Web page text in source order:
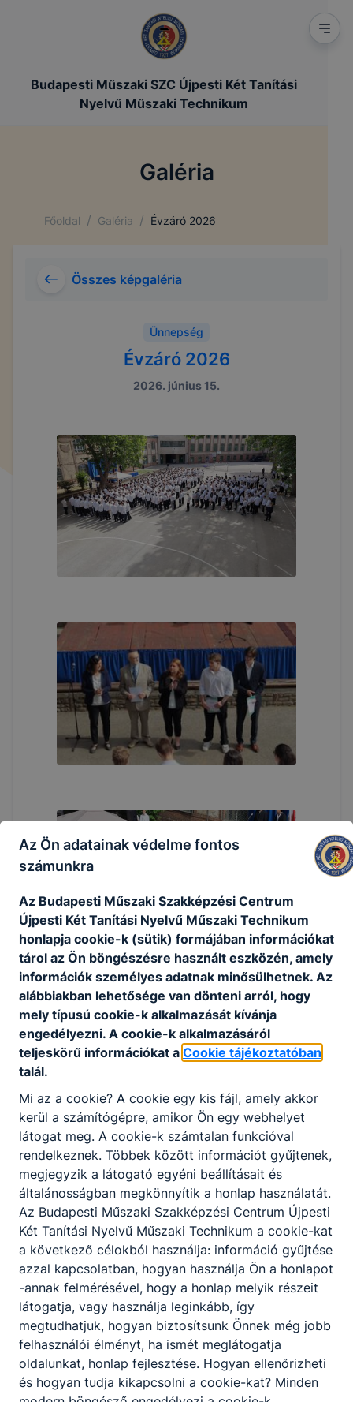
Budapesti Műszaki SZC Újpesti Két Tanítási
Nyelvű Műszaki Technikum
Galéria
Főoldal / Galéria / Évzáró 2026
Összes képgaléria
Ünnepség
Évzáró 2026
2026. június 15.
Az Ön adatainak védelme fontos
számunkra
Az Budapesti Műszaki Szakképzési Centrum
Újpesti Két Tanítási Nyelvű Műszaki Technikum
honlapja cookie-k (sütik) formájában információkat
tárol az Ön böngészésre használt eszközén, amely
információk személyes adatnak minősülhetnek. Az
alábbiakban lehetősége van dönteni arról, hogy
mely típusú cookie-k alkalmazását kívánja
engedélyezni. A cookie-k alkalmazásáról
teljeskörű információkat a Cookie tájékoztatóban
talál.
Mi az a cookie? A cookie egy kis fájl, amely akkor
kerül a számítógépre, amikor Ön egy webhelyet
látogat meg. A cookie-k számtalan funkcióval
rendelkeznek. Többek között információt gyűjtenek,
megjegyzik a látogató egyéni beállításait és
általánosságban megkönnyítik a honlap használatát.
Az Budapesti Műszaki Szakképzési Centrum Újpesti
Két Tanítási Nyelvű Műszaki Technikum a cookie-kat
a következő célokból használja: információ gyűjtése
azzal kapcsolatban, hogyan használja Ön a honlapot
-annak felmérésével, hogy a honlap melyik részeit
látogatja, vagy használja leginkább, így
megtudhatjuk, hogyan biztosítsunk Önnek még jobb
felhasználói élményt, ha ismét meglátogatja
oldalunkat, honlap fejlesztése. Hogyan ellenőrizheti
és hogyan tudja kikapcsolni a cookie-kat? Minden